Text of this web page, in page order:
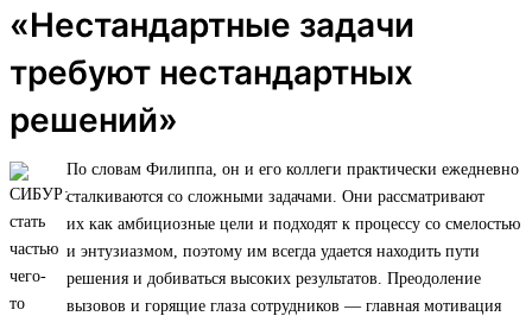
«Нестандартные задачи
требуют нестандартных
решений»
По словам Филиппа, он и его коллеги практически ежедневно
сталкиваются со сложными задачами. Они рассматривают
их как амбициозные цели и подходят к процессу со смелостью
и энтузиазмом, поэтому им всегда удается находить пути
решения и добиваться высоких результатов. Преодоление
вызовов и горящие глаза сотрудников — главная мотивация